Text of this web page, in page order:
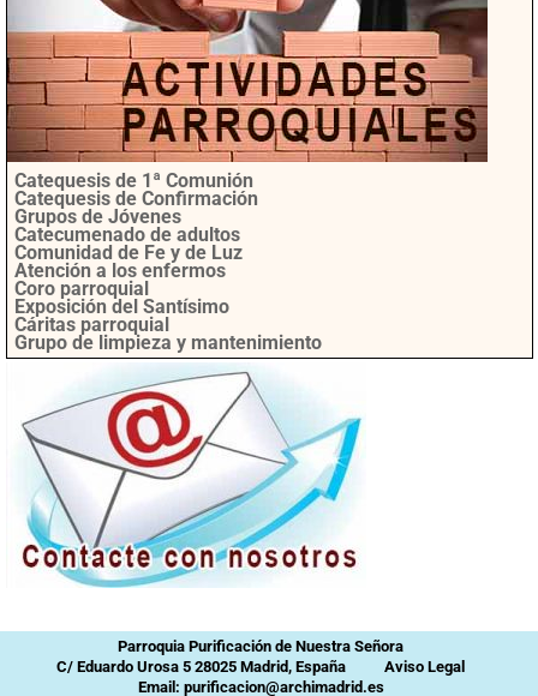
Catequesis de 1ª Comunión
Catequesis de Confirmación
Grupos de Jóvenes
Catecumenado de adultos
Comunidad de Fe y de Luz
Atención a los enfermos
Coro parroquial
Exposición del Santísimo
Cáritas parroquial
Grupo de limpieza y mantenimiento
Parroquia Purificación de Nuestra Señora
C/ Eduardo Urosa 5 28025 Madrid, España
Aviso Legal
Email: purificacion@archimadrid.es